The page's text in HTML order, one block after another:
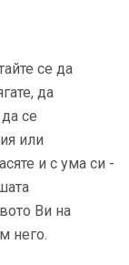
се да
да
се
или
и с ума си -
Ви на
него.